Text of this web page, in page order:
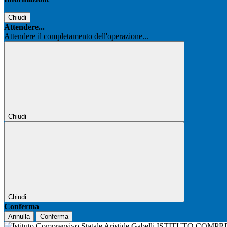
Chiudi
Attendere...
Attendere il completamento dell'operazione...
Chiudi
Chiudi
Conferma
Annulla Conferma